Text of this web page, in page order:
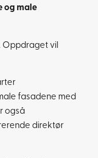
og male
Oppdraget vil
fasadene med
også
direktør